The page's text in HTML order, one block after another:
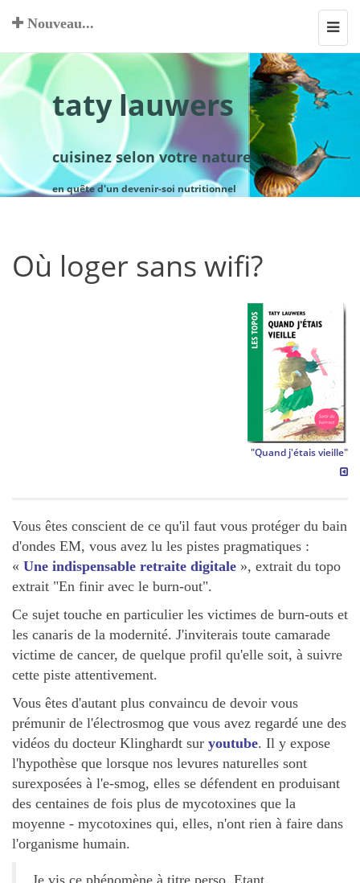
Nouveau...
taty lauwers
cuisinez selon votre nature
en quête d'un devenir-soi nutritionnel
Où loger sans wifi?
"Quand j'étais vieille"
Vous êtes conscient de ce qu'il faut vous protéger du bain
d'ondes EM, vous avez lu les pistes pragmatiques :
« Une indispensable retraite digitale », extrait du topo
extrait "En finir avec le burn-out".
Ce sujet touche en particulier les victimes de burn-outs et
les canaris de la modernité. J'inviterais toute camarade
victime de cancer, de quelque profil qu'elle soit, à suivre
cette piste attentivement.
Vous êtes d'autant plus convaincu de devoir vous
prémunir de l'électrosmog que vous avez regardé une des
vidéos du docteur Klinghardt sur youtube. Il y expose
l'hypothèse que lorsque nos levures naturelles sont
surexposées à l'e-smog, elles se défendent en produisant
des centaines de fois plus de mycotoxines que la
moyenne - mycotoxines qui, elles, n'ont rien à faire dans
l'organisme humain.
Je vis ce phénomène à titre perso. Etant